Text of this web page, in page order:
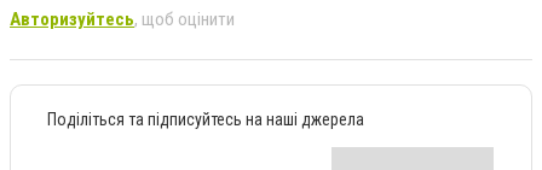
Авторизуйтесь, щоб оцінити
Поділіться та підписуйтесь на наші джерела